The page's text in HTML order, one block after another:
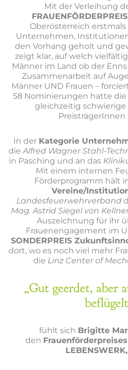
Mit der Verleihung
Oberösterreich
Unternehmen,
den Vorhang geholt und
zeigt klar, auf welch
Männer im Land ob der
Zusammenarbeit auf
Männer UND Frauen –
58 Nominierungen hatte
gleichzeitig schwierige
PreisträgerInnen
In der Kategorie
dieAlfred Wagner Stahl-
in Pasching und an das
Mit einem internen
Förderprogramm hält
Vereine/
Landesfeuerwehrverband
Mag. Astrid Siegel von
Auszeichnung für ihr
Frauenengagement im
SONDERPREIS
dort, wo es noch viel mehr
die Linz Center of
„Gut geerdet, aber
fühlt sich Brigitte
den
LEBENSWERK,